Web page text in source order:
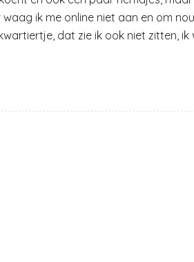
waag ik me online niet aan en om
dat zie ik ook niet zitten,